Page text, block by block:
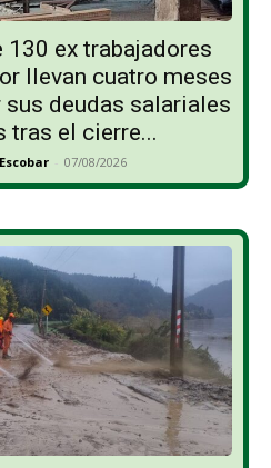
ex trabajadores
llevan cuatro meses
deudas salariales
tras el cierre...
- 07/08/2026